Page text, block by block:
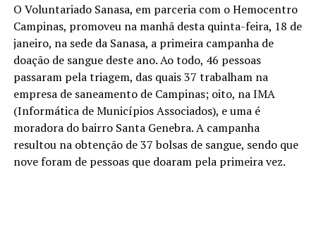
O Voluntariado Sanasa, em parceria com o Hemocentro
Campinas, promoveu na manhã desta quinta-feira, 18 de
janeiro, na sede da Sanasa, a primeira campanha de
doação de sangue deste ano. Ao todo, 46 pessoas
passaram pela triagem, das quais 37 trabalham na
empresa de saneamento de Campinas; oito, na IMA
(Informática de Municípios Associados), e uma é
moradora do bairro Santa Genebra. A campanha
resultou na obtenção de 37 bolsas de sangue, sendo que
nove foram de pessoas que doaram pela primeira vez.